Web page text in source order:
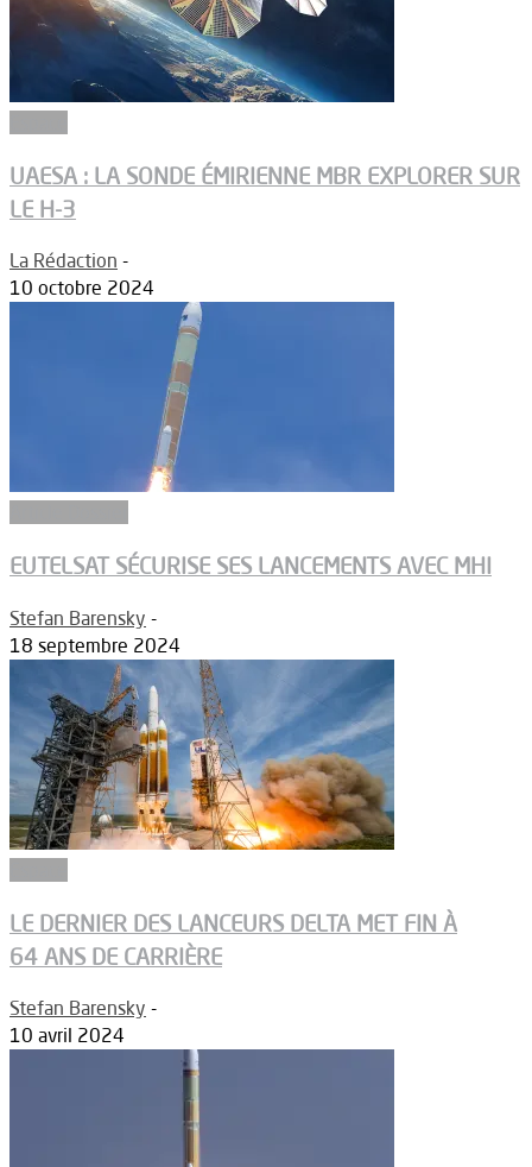
UAESA : LA SONDE ÉMIRIENNE MBR EXPLORER SUR
LE H-3
La Rédaction -
10 octobre 2024
EUTELSAT SÉCURISE SES LANCEMENTS AVEC MHI
Stefan Barensky -
18 septembre 2024
LE DERNIER DES LANCEURS DELTA MET FIN À
64 ANS DE CARRIÈRE
Stefan Barensky -
10 avril 2024